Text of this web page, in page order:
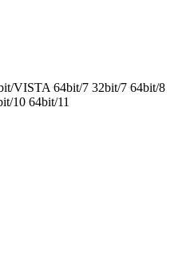
VISTA 64bit/7 32bit/7 64bit/8
10 64bit/11